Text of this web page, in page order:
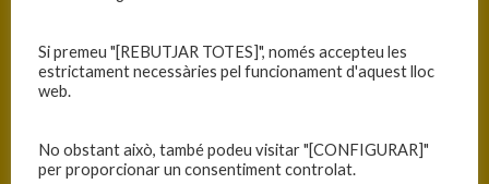
«NÚRIA»
8
«ALBA»
Si premeu "[REBUTJAR TOTES]", només accepteu les
estrictament necessàries pel funcionament d'aquest lloc
web.
No obstant això, també podeu visitar "[CONFIGURAR]"
per proporcionar un consentiment controlat.